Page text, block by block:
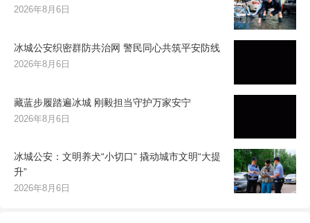
2026年8月6日
冰城公安织密群防共治网 警民同心共筑平安防线
2026年8月6日
藏蓝步履踏遍冰城 刚毅担当守护万家安宁
2026年8月6日
冰城公安：文明养犬“小切口” 撬动城市文明“大提
升”
2026年8月6日